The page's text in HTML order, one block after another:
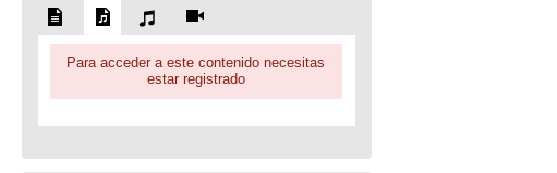
Para acceder a este contenido necesitas
estar registrado